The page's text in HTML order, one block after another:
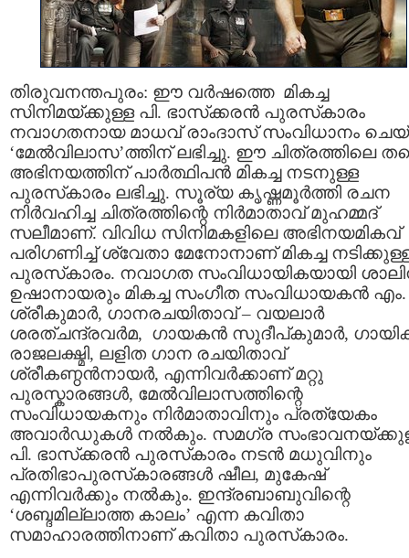
തിരുവനന്തപുരം: ഈ വര്‍ഷത്തെ മികച്ച
സിനിമയ്ക്കുള്ള പി. ഭാസ്‌ക്കരന്‍ പുരസ്‌കാരം
നവാഗതനായ മാധവ് രാംദാസ് സംവിധാനം
‘മേല്‍വിലാസ’ത്തിന് ലഭിച്ചു. ഈ ചിത്രത്തിലെ
അഭിനയത്തിന് പാര്‍ത്ഥിപന്‍ മികച്ച നടനുള്ള
പുരസ്‌കാരം ലഭിച്ചു. സൂര്യ കൃഷ്ണമൂര്‍ത്തി രചന
നിര്‍വഹിച്ച ചിത്രത്തിന്റെ നിര്‍മാതാവ് മുഹമ്മദ്
സലീമാണ്. വിവിധ സിനിമകളിലെ അഭിനയമികവ്
പരിഗണിച്ച് ശ്വേതാ മേനോനാണ് മികച്ച
പുരസ്‌കാരം. നവാഗത സംവിധായികയായി
ഉഷാനായരും മികച്ച സംഗീത സംവിധായകന്‍ എം.
ശ്രീകുമാര്‍, ഗാനരചയിതാവ് – വയലാര്‍
ശരത്ചന്ദ്രവര്‍മ, ഗായകന്‍ സുദീപ്കുമാര്‍,
രാജലക്ഷ്മി, ലളിത ഗാന രചയിതാവ്
ശ്രീകണ്ഠന്‍നായര്‍, എന്നിവര്‍ക്കാണ് മറ്റു
പുരസ്കാരങ്ങള്‍, മേല്‍വിലാസത്തിന്റെ
സംവിധായകനും നിര്‍മാതാവിനും പ്രത്യേകം
അവാര്‍ഡുകള്‍ നല്‍കും. സമഗ്ര
പി. ഭാസ്‌ക്കരന്‍ പുരസ്‌കാരം നടന്‍ മധുവിനും
പ്രതിഭാപുരസ്‌കാരങ്ങള്‍ ഷീല, മുകേഷ്
എന്നിവര്‍ക്കും നല്‍കും. ഇന്ദ്രബാബുവിന്റെ
‘ശബ്ദമില്ലാത്ത കാലം’ എന്ന കവിതാ
സമാഹാരത്തിനാണ് കവിതാ പുരസ്‌കാരം.